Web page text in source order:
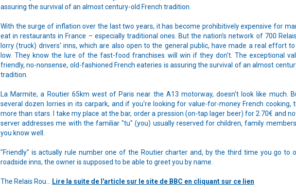
assuring the survival of an almost century-old French tradition.
With the surge of inflation over the last two years, it has become prohibitively expensive for
eat in restaurants in France – especially traditional ones. But the nation's network of 700
lorry (truck) drivers' inns, which are also open to the general public, have made a real effort
low. They know the lure of the fast-food franchises will win if they don't. The exceptional
friendly, no-nonsense, old-fashioned French eateries is assuring the survival of an almost
tradition.
La Marmite, a Routier 65km west of Paris near the A13 motorway, doesn't look like much.
several dozen lorries in its carpark, and if you're looking for value-for-money French cooking,
more than stars. I take my place at the bar, order a pression (on-tap lager beer) for 2.70€ and
server addresses me with the familiar "tu" (you) usually reserved for children, family
you know well.
"Friendly" is actually rule number one of the Routier charter and, by the third time you go to
roadside inns, the owner is supposed to be able to greet you by name.
The Relais Rou... Lire la suite de l'article sur le site de BBC en cliquant sur ce lien